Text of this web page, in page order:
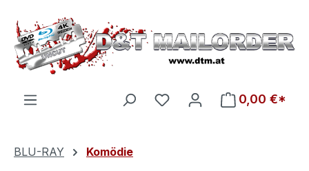
Zum Hauptinhalt springen
Du hast 0 Produkte auf
0,00 €*
BLU-RAY Komödie